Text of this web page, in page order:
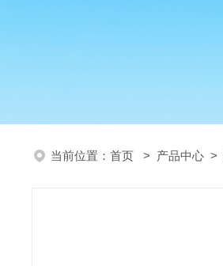
当前位置： 首页 > 产品中心 >